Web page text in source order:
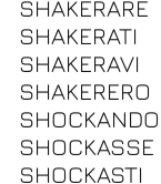
SHAKERARE
SHAKERATI
SHAKERAVI
SHAKERERO
SHOCKANDO
SHOCKASSE
SHOCKASTI